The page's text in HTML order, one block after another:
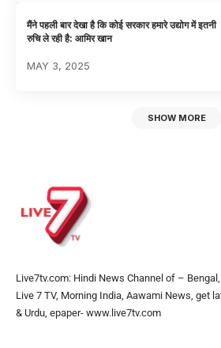
मैंने पहली बार देखा है कि कोई सरकार हमारे उद्योग में इतनी
रुचि ले रही है: आमिर खान
MAY 3, 2025
SHOW MORE
Live7tv.com: Hindi News Channel of –
Live 7 TV, Morning India, Aawami News, get
& Urdu, epaper- www.live7tv.com